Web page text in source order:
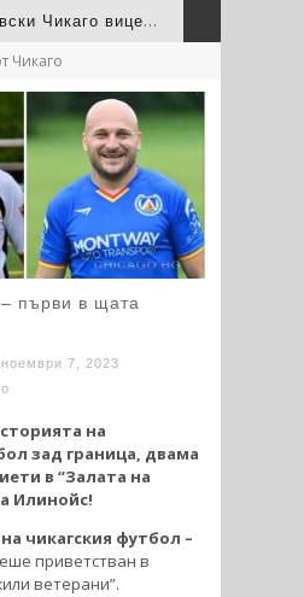
Левски Чикаго вицешампион на САЩ след драма с дузпи
Иван Иванов - младши помете конкуренцията на Westerns Regionals в Юта
Непобедимата Дакота Дичева се завърна триумфално в PFL
Иван Иванов-младши остана на крачка от световния медал при дебюта си
Чикаго
първи в щата
ноември 7, 2023
на
зад граница, двама
в “Залата на
Илинойс!
чикагския футбол –
приветстван в
ветерани”.